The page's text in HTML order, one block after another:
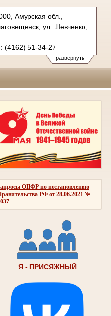
развернуть
Амурская обл.,
ул. Шевченко,
(4162) 51-34-27
ОПФР по постановлению
РФ от 28.06.2021 №
Я - ПРИСЯЖНЫЙ